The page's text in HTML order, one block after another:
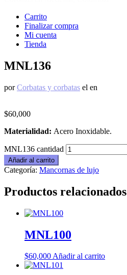
Carrito
Finalizar compra
Mi cuenta
Tienda
MNL136
porCorbatas y corbatas el en
$60,000
Materialidad: Acero Inoxidable.
MNL136 cantidad
Añadir al carrito
Categoría: Mancornas de lujo
Productos relacionados
MNL100
$60,000Añadir al carrito